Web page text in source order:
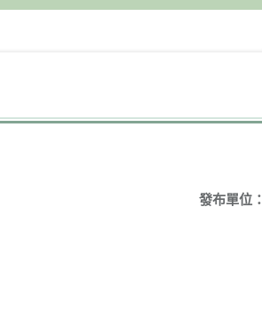
發布單位：